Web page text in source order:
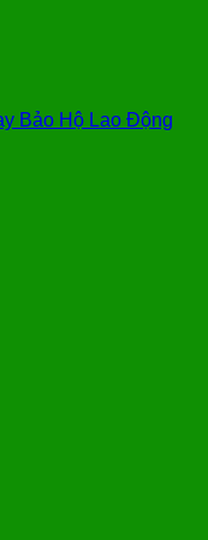
Bảo Hộ Lao Động